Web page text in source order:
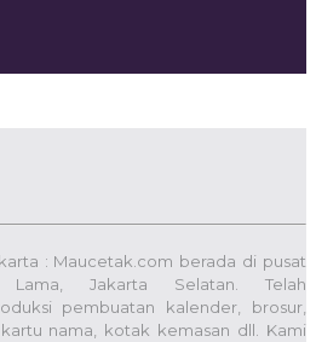
: Maucetak.com berada di pusat
Lama, Jakarta Selatan. Telah
pembuatan kalender, brosur,
nama, kotak kemasan dll. Kami